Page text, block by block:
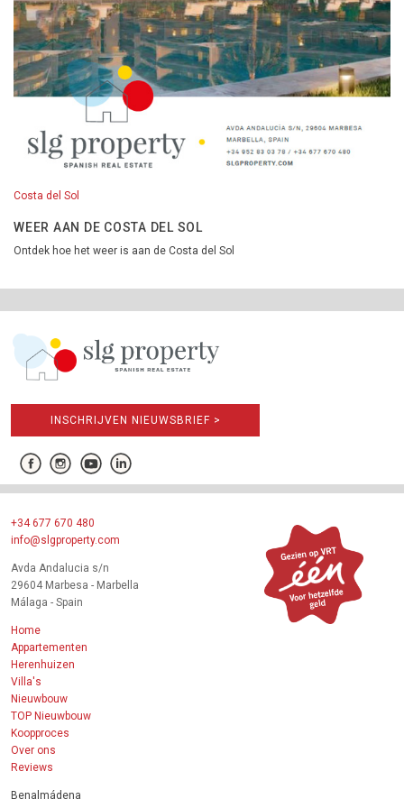
Costa del Sol
WEER AAN DE COSTA DEL SOL
Ontdek hoe het weer is aan de Costa del Sol
INSCHRIJVEN NIEUWSBRIEF >
+34 677 670 480
info@slgproperty.com
Avda Andalucia s/n
29604 Marbesa - Marbella
Málaga - Spain
Home
Appartementen
Herenhuizen
Villa's
Nieuwbouw
TOP Nieuwbouw
Koopproces
Over ons
Reviews
Benalmádena